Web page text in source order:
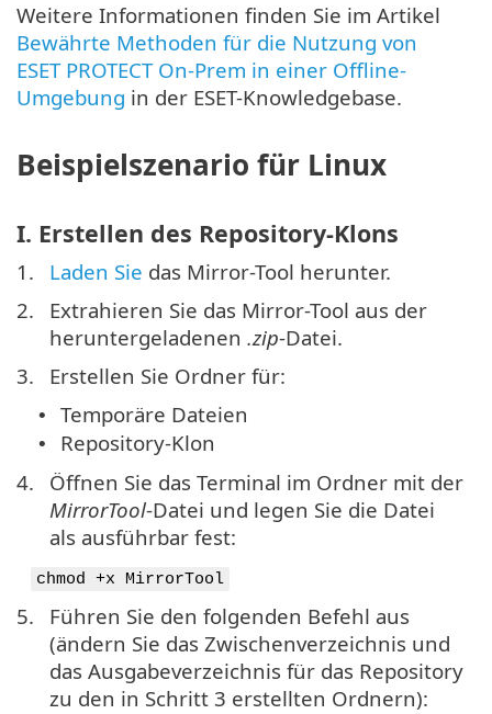
Weitere Informationen finden Sie im Artikel
Bewährte Methoden für die Nutzung von
ESET PROTECT On-Prem in einer Offline-
Umgebung in der ESET-Knowledgebase.
Beispielszenario für Linux
I. Erstellen des Repository-Klons
1. Laden Sie das Mirror-Tool herunter.
2.
Extrahieren Sie das Mirror-Tool aus der
heruntergeladenen .zip-Datei.
3.
Erstellen Sie Ordner für:
• Temporäre Dateien
•
Repository-Klon
4.
Öffnen Sie das Terminal im Ordner mit der
MirrorTool-Datei und legen Sie die Datei
als ausführbar fest:
chmod +x MirrorTool
5.
Führen Sie den folgenden Befehl aus
(ändern Sie das Zwischenverzeichnis und
das Ausgabeverzeichnis für das Repository
zu den in Schritt 3 erstellten Ordnern):